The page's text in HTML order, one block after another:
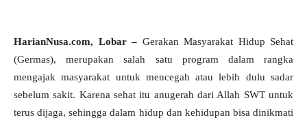
HarianNusa.com, Lobar – Gerakan Masyarakat Hidup Sehat
(Germas), merupakan salah satu program dalam rangka
mengajak masyarakat untuk mencegah atau lebih dulu sadar
sebelum sakit. Karena sehat itu anugerah dari Allah SWT untuk
terus dijaga, sehingga dalam hidup dan kehidupan bisa dinikmati